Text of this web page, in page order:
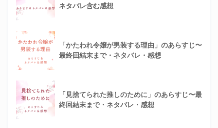
ネタバレ含む感想
「かたわれ令嬢が男装する理由」のあらすじ〜
最終回結末まで・ネタバレ・感想
「見捨てられた推しのために」のあらすじ〜最
終回結末まで・ネタバレ・感想